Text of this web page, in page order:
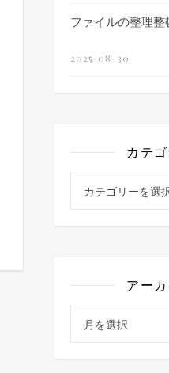
ファイルの整理整
2025-08-30
カテ
アー